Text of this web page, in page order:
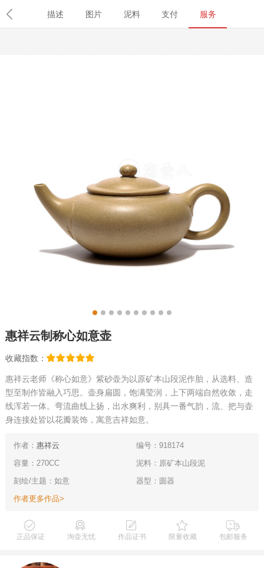
首页 紫砂壶 名壶 学堂 名家 职称查询
惠祥云制称心如意壶
收藏指数：
惠祥云老师《称心如意》紫砂壶为以原矿本山段泥作胎，从选料、造
型至制作皆融入巧思。壶身扁圆，饱满莹润，上下两端自然收敛，走
线浑若一体。弯流曲线上扬，出水爽利，别具一番气韵，流、把与壶
身连接处皆以花瓣装饰，寓意吉祥如意。
作者： 惠祥云
编号：918174
容量：270CC
泥料：原矿本山段泥
刻绘/主题：如意
器型：圆器
作者更多作品>
正品保证 淘壶无忧 作品证书 限量收藏 包邮服务
描述 图片 泥料 支付 服务